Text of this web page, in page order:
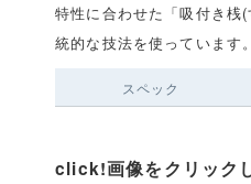
特性に合わせた「吸付き桟
統的な技法を使っています。
スペック
click!画像をクリック